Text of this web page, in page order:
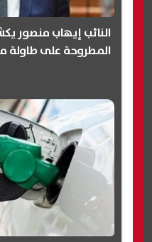
النائب إيهاب منصور
المطروحة على طاولة